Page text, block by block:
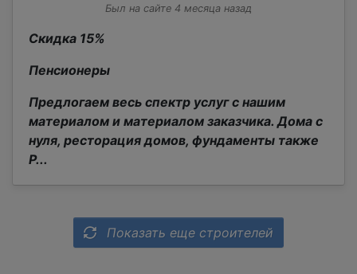
Был на сайте 4 месяца назад
Скидка 15%
Пенсионеры
Предлогаем весь спектр услуг с нашим
материалом и материалом заказчика. Дома с
нуля, ресторация домов, фундаменты также
Р...
Показать еще строителей